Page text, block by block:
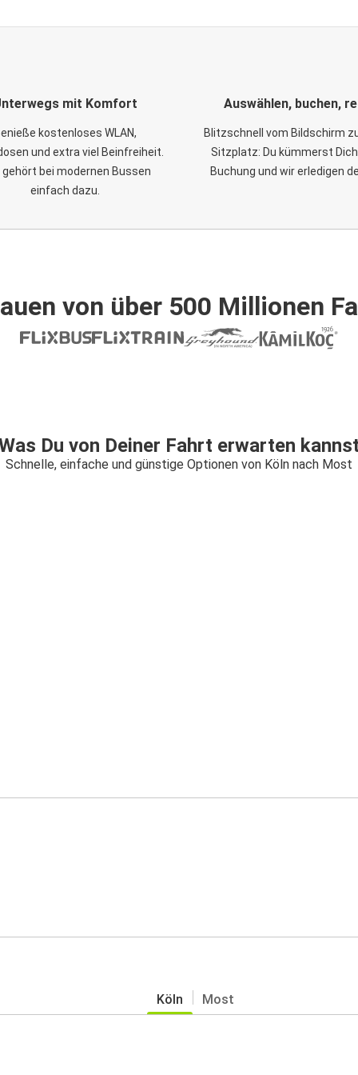
mit Komfort
kostenloses WLAN,
und extra viel Beinfreiheit.
gehört bei modernen Bussen
einfach dazu.
Auswählen, buchen,
Blitzschnell vom Bildschirm
Sitzplatz: Du kümmerst
Buchung und wir erledigen
von über 500 Millionen
Du von Deiner Fahrt erwarten
Schnelle, einfache und günstige Optionen von Köln nach Most
Köln Most